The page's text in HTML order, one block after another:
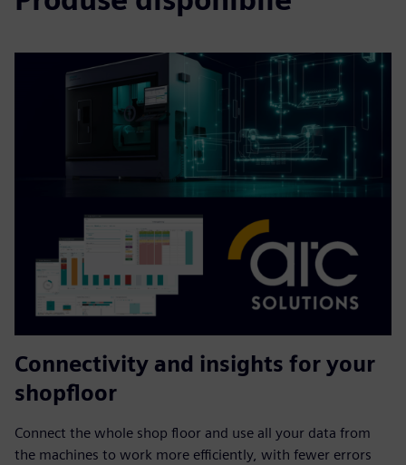
Connectivity and insights for your
shopfloor
Connect the whole shop floor and use all your data from
the machines to work more efficiently, with fewer errors